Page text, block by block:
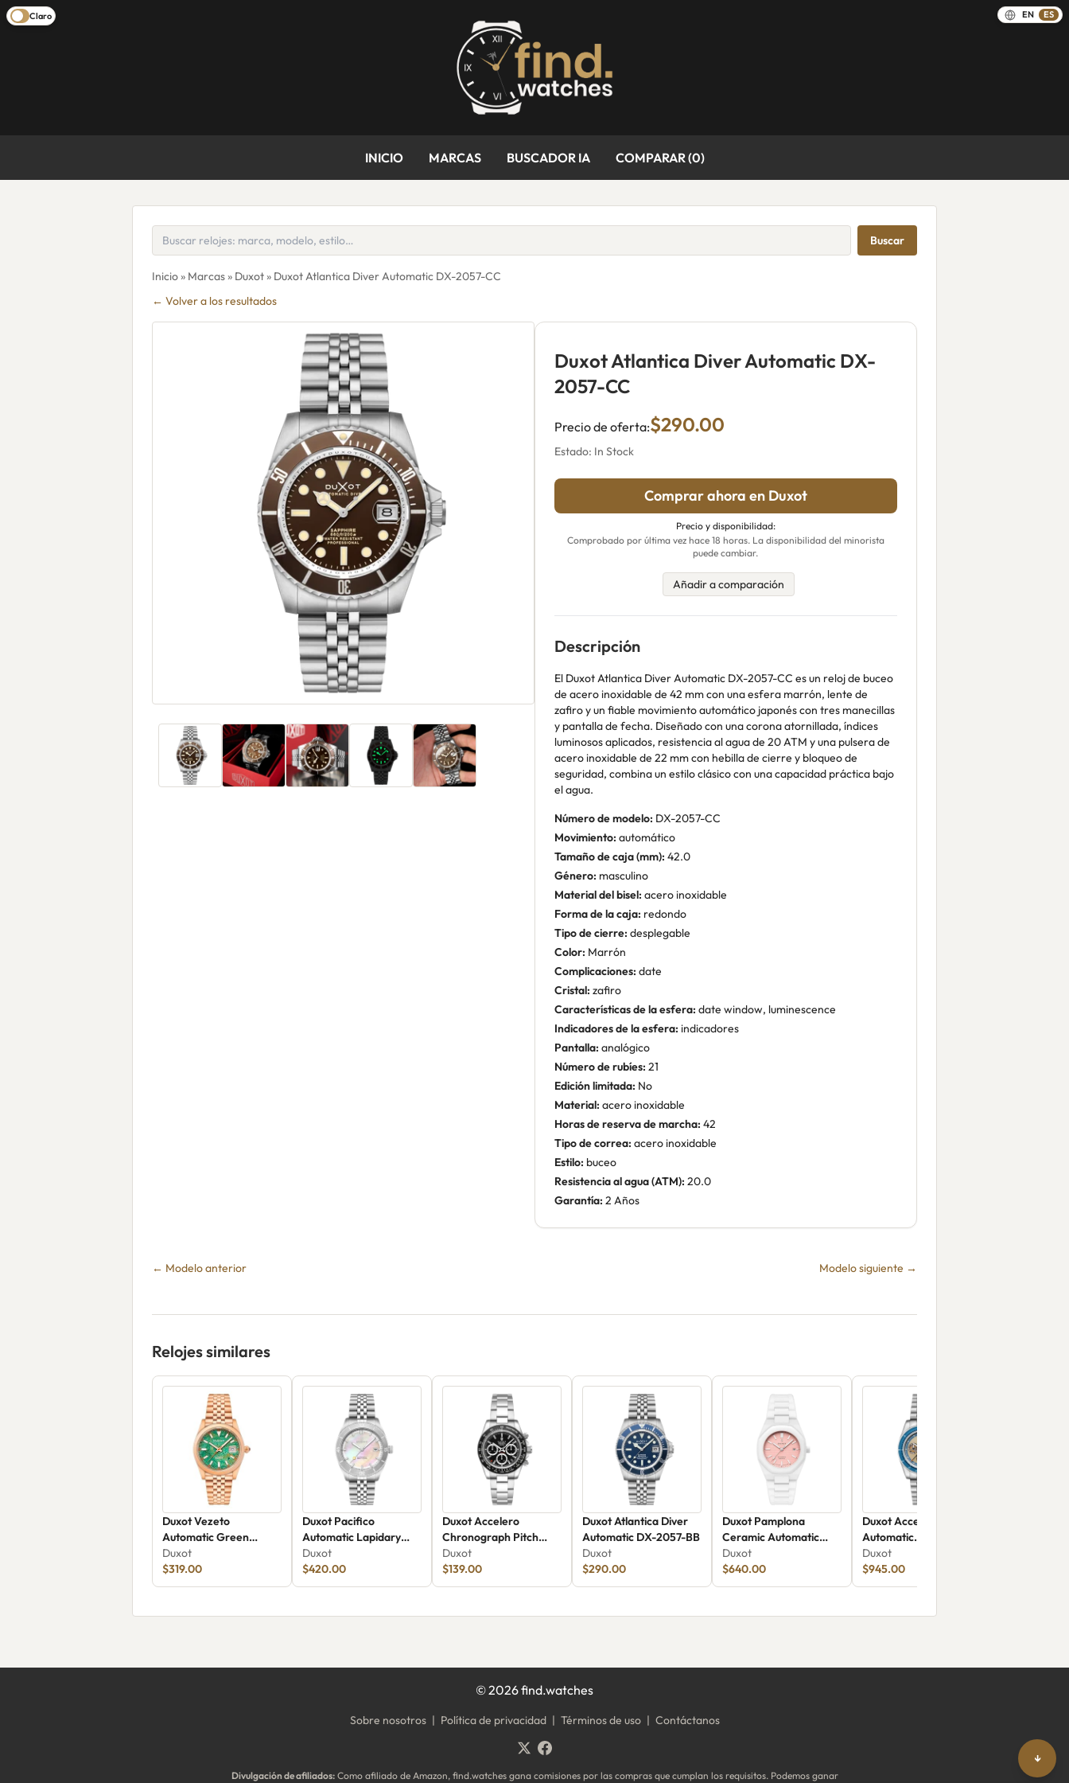
Claro EN ES
INICIO MARCAS BUSCADOR IA COMPARAR (0)
Buscar
Inicio» Marcas» Duxot» Duxot Atlantica Diver Automatic DX-2057-CC
← Volver a los resultados
Duxot Atlantica Diver Automatic DX-
2057-CC
Precio de oferta:$290.00
Estado: In Stock
Comprar ahora en Duxot
Precio y disponibilidad:
Comprobado por última vez hace 18 horas. La disponibilidad del minorista
puede cambiar.
Añadir a comparación
Descripción
El Duxot Atlantica Diver Automatic DX-2057-CC es un reloj de buceo
de acero inoxidable de 42 mm con una esfera marrón, lente de
zafiro y un fiable movimiento automático japonés con tres manecillas
y pantalla de fecha. Diseñado con una corona atornillada, índices
luminosos aplicados, resistencia al agua de 20 ATM y una pulsera de
acero inoxidable de 22 mm con hebilla de cierre y bloqueo de
seguridad, combina un estilo clásico con una capacidad práctica bajo
el agua.
Número de modelo: DX-2057-CC
Movimiento: automático
Tamaño de caja (mm): 42.0
Género: masculino
Material del bisel: acero inoxidable
Forma de la caja: redondo
Tipo de cierre: desplegable
Color: Marrón
Complicaciones: date
Cristal: zafiro
Características de la esfera: date window, luminescence
Indicadores de la esfera: indicadores
Pantalla: analógico
Número de rubíes: 21
Edición limitada: No
Material: acero inoxidable
Horas de reserva de marcha: 42
Tipo de correa: acero inoxidable
Estilo: buceo
Resistencia al agua (ATM): 20.0
Garantía: 2 Años
← Modelo anterior Modelo siguiente →
Relojes similares
Duxot Vezeto
Automatic Green
Gemstone DX-2061-BB
Duxot
$319.00
Duxot Pacifico
Automatic Lapidary
Limited Edition DX-
2076-22
Duxot
$420.00
Duxot Accelero
Chronograph Pitch
Black DX-2065-22
Duxot
$139.00
Duxot Atlantica Diver
Automatic DX-2057-BB
Duxot
$290.00
Duxot Pamplona
Ceramic Automatic
Limited Edition DX-
2078-11
Duxot
$640.00
Duxot Accelero
Automatic
Chronograph Luminara
Limited Edition DX-
2080-22
Duxot
$945.00
©2026find.watches
Sobre nosotros | Política de privacidad | Términos de uso | Contáctanos
Divulgación de afiliados:Como afiliado de Amazon, find.watches gana comisiones por las compras que cumplan los requisitos. Podemos ganar
↓